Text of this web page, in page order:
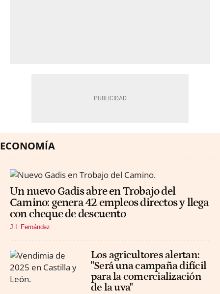
ECONOMÍA
Un nuevo Gadis abre en Trobajo del
Camino: genera 42 empleos directos y llega
con cheque de descuento
J.I. Fernández
Los agricultores alertan:
"Será una campaña difícil
para la comercialización
de la uva"